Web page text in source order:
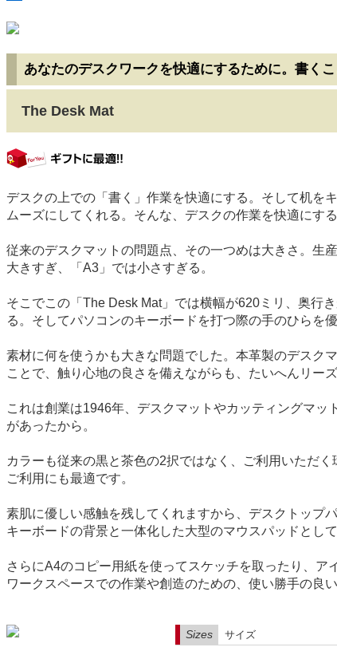
あなたのデスクワークを快適にするために。書く
The Desk Mat
デスクの上での「書く」作業を快適にする。そして机を
ムーズにしてくれる。そんな、デスクの作業を快適にす
従来のデスクマットの問題点、その一つめは大きさ。生
大きすぎ、「A3」では小さすぎる。
そこでこの「The Desk Mat」では横幅が620ミリ、奥行
る。そしてパソコンのキーボードを打つ際の手のひらを
素材に何を使うかも大きな問題でした。本革製のデスク
ことで、触り心地の良さを備えながらも、たいへんリー
これは創業は1946年、デスクマットやカッティングマ
があったから。
カラーも従来の黒と茶色の2択ではなく、ご利用いただ
ご利用にも最適です。
素肌に優しい感触を残してくれますから、デスクトップ
キーボードの背景と一体化した大型のマウスパッドとし
さらにA4のコピー用紙を使ってスケッチを取ったり、
ワークスペースでの作業や創造のための、使い勝手の良い
Sizes サイズ